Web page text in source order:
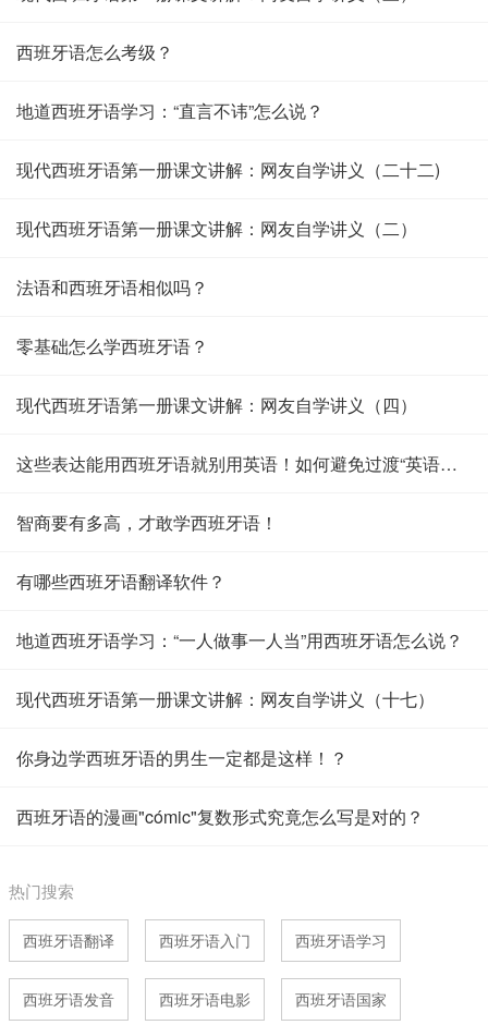
西班牙语怎么考级？
地道西班牙语学习：“直言不讳”怎么说？
现代西班牙语第一册课文讲解：网友自学讲义（二十二)
现代西班牙语第一册课文讲解：网友自学讲义（二）
法语和西班牙语相似吗？
零基础怎么学西班牙语？
现代西班牙语第一册课文讲解：网友自学讲义（四）
这些表达能用西班牙语就别用英语！如何避免过渡“英语化”？
智商要有多高，才敢学西班牙语！
有哪些西班牙语翻译软件？
地道西班牙语学习：“一人做事一人当”用西班牙语怎么说？
现代西班牙语第一册课文讲解：网友自学讲义（十七）
你身边学西班牙语的男生一定都是这样！？
西班牙语的漫画"cómic"复数形式究竟怎么写是对的？
热门搜索
西班牙语翻译 西班牙语入门 西班牙语学习
西班牙语发音 西班牙语电影 西班牙语国家